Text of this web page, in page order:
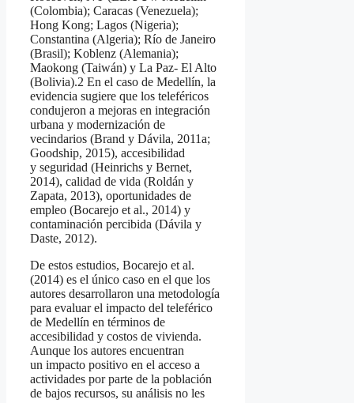
(Colombia); Caracas (Venezuela);
Hong Kong; Lagos (Nigeria);
Constantina (Algeria); Río de Janeiro
(Brasil); Koblenz (Alemania);
Maokong (Taiwán) y La Paz- El Alto
(Bolivia).2 En el caso de Medellín, la
evidencia sugiere que los teleféricos
condujeron a mejoras en integración
urbana y modernización de
vecindarios (Brand y Dávila, 2011a;
Goodship, 2015), accesibilidad
y seguridad (Heinrichs y Bernet,
2014), calidad de vida (Roldán y
Zapata, 2013), oportunidades de
empleo (Bocarejo et al., 2014) y
contaminación percibida (Dávila y
Daste, 2012).
De estos estudios, Bocarejo et al.
(2014) es el único caso en el que los
autores desarrollaron una metodología
para evaluar el impacto del teleférico
de Medellín en términos de
accesibilidad y costos de vivienda.
Aunque los autores encuentran
un impacto positivo en el acceso a
actividades por parte de la población
de bajos recursos, su análisis no les